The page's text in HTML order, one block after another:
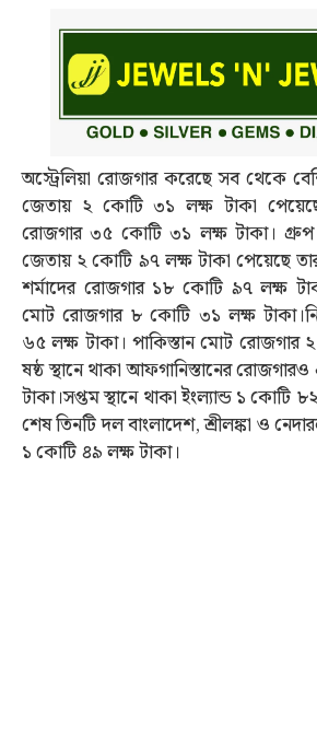
অস্ট্রেলিয়া রোজগার করেছে সব থেকে
জেতায় ২ কোটি ৩১ লক্ষ টাকা
রোজগার ৩৫ কোটি ৩১ লক্ষ টাকা। গ্রুপ
জেতায় ২ কোটি ৯৭ লক্ষ টাকা পেয়েছে
শর্মাদের রোজগার ১৮ কোটি ৯৭ লক্ষ
মোট রোজগার ৮ কোটি ৩১ লক্ষ
৬৫ লক্ষ টাকা। পাকিস্তান মোট রোজগার
ষষ্ঠ স্থানে থাকা আফগানিস্তানের
টাকা।সপ্তম স্থানে থাকা ইংল্যান্ড ১ কোটি
শেষ তিনটি দল বাংলাদেশ, শ্রীলঙ্কা ও
১ কোটি ৪৯ লক্ষ টাকা।